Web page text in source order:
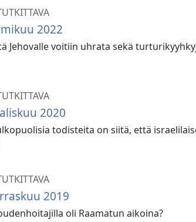
2022
Jehovalle voitiin uhrata sekä
2020
todisteita on siitä, että
2019
oli Raamatun aikoina?